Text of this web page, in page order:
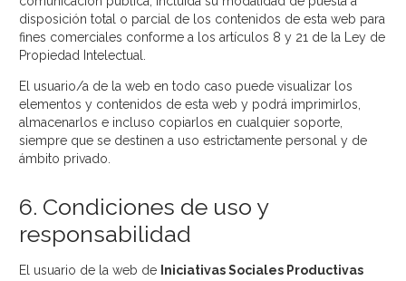
disposición total o parcial de los contenidos de esta web para
fines comerciales conforme a los artículos 8 y 21 de la Ley de
Propiedad Intelectual.
El usuario/a de la web en todo caso puede visualizar los
elementos y contenidos de esta web y podrá imprimirlos,
almacenarlos e incluso copiarlos en cualquier soporte,
siempre que se destinen a uso estrictamente personal y de
ámbito privado.
6. Condiciones de uso y
responsabilidad
El usuario de la web de Iniciativas Sociales Productivas